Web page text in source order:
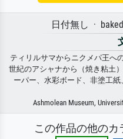
日付無し ·
ティリルサマからニクメパ王へ
世紀のアシャナから（焼き粘土
ーパー、水彩ボード、非塗工
Ashmolean Museum,
この作品の他の